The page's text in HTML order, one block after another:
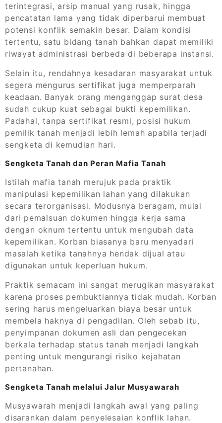
terintegrasi, arsip manual yang rusak, hingga
pencatatan lama yang tidak diperbarui membuat
potensi konflik semakin besar. Dalam kondisi
tertentu, satu bidang tanah bahkan dapat memiliki
riwayat administrasi berbeda di beberapa instansi.
Selain itu, rendahnya kesadaran masyarakat untuk
segera mengurus sertifikat juga memperparah
keadaan. Banyak orang menganggap surat desa
sudah cukup kuat sebagai bukti kepemilikan.
Padahal, tanpa sertifikat resmi, posisi hukum
pemilik tanah menjadi lebih lemah apabila terjadi
sengketa di kemudian hari.
Sengketa Tanah dan Peran Mafia Tanah
Istilah mafia tanah merujuk pada praktik
manipulasi kepemilikan lahan yang dilakukan
secara terorganisasi. Modusnya beragam, mulai
dari pemalsuan dokumen hingga kerja sama
dengan oknum tertentu untuk mengubah data
kepemilikan. Korban biasanya baru menyadari
masalah ketika tanahnya hendak dijual atau
digunakan untuk keperluan hukum.
Praktik semacam ini sangat merugikan masyarakat
karena proses pembuktiannya tidak mudah. Korban
sering harus mengeluarkan biaya besar untuk
membela haknya di pengadilan. Oleh sebab itu,
penyimpanan dokumen asli dan pengecekan
berkala terhadap status tanah menjadi langkah
penting untuk mengurangi risiko kejahatan
pertanahan.
Sengketa Tanah melalui Jalur Musyawarah
Musyawarah menjadi langkah awal yang paling
disarankan dalam penyelesaian konflik lahan.